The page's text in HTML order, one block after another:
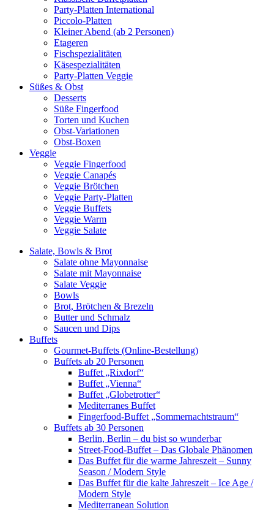
Party-Platten International
Piccolo-Platten
Kleiner Abend (ab 2 Personen)
Etageren
Fischspezialitäten
Käsespezialitäten
Party-Platten Veggie
Süßes & Obst
Desserts
Süße Fingerfood
Torten und Kuchen
Obst-Variationen
Obst-Boxen
Veggie
Veggie Fingerfood
Veggie Canapés
Veggie Brötchen
Veggie Party-Platten
Veggie Buffets
Veggie Warm
Veggie Salate
Salate, Bowls & Brot
Salate ohne Mayonnaise
Salate mit Mayonnaise
Salate Veggie
Bowls
Brot, Brötchen & Brezeln
Butter und Schmalz
Saucen und Dips
Buffets
Gourmet-Buffets (Online-Bestellung)
Buffets ab 20 Personen
Buffet „Rixdorf“
Buffet „Vienna“
Buffet „Globetrotter“
Mediterranes Buffet
Fingerfood-Buffet „Sommernachtstraum“
Buffets ab 30 Personen
Berlin, Berlin – du bist so wunderbar
Street-Food-Buffet – Das Globale Phänomen
Das Buffet für die warme Jahreszeit – Sunny
Season / Modern Style
Das Buffet für die kalte Jahreszeit – Ice Age /
Modern Style
Mediterranean Solution